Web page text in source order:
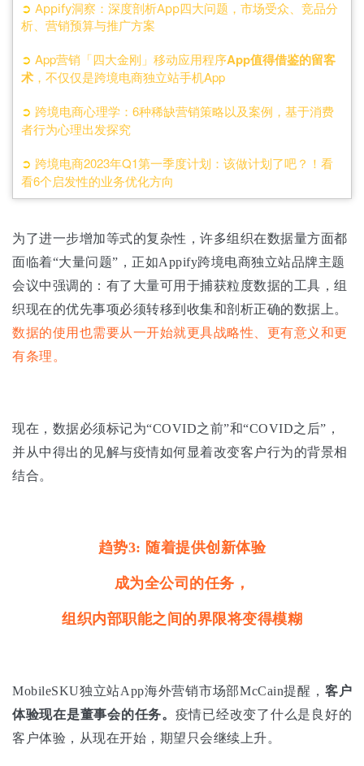
➲ Appify洞察：深度剖析App四大问题，市场受众、竞品分
析、营销预算与推广方案
➲ App营销「四大金刚」移动应用程序App值得借鉴的留客
术 ，不仅仅是跨境电商独立站手机App
➲ 跨境电商心理学：6种稀缺营销策略以及案例，基于消费
者行为心理出发探究
➲ 跨境电商2023年Q1第一季度计划：该做计划了吧？！看
看6个启发性的业务优化方向
为了进一步增加等式的复杂性，许多组织在数据量方面都
面临着“大量问题”，正如Appify跨境电商独立站品牌主题
会议中强调的：有了大量可用于捕获粒度数据的工具，组
织现在的优先事项必须转移到收集和剖析正确的数据上。
数据的使用也需要从一开始就更具战略性、更有意义和更
有条理。
现在，数据必须标记为“COVID之前”和“COVID之后”，
并从中得出的见解与疫情如何显着改变客户行为的背景相
结合。
趋势3: 随着提供创新体验
成为全公司的任务，
组织内部职能之间的界限将变得模糊
MobileSKU独立站App海外营销市场部McCain提醒， 客户
体验现在是董事会的任务。 疫情已经改变了什么是良好的
客户体验，从现在开始，期望只会继续上升。